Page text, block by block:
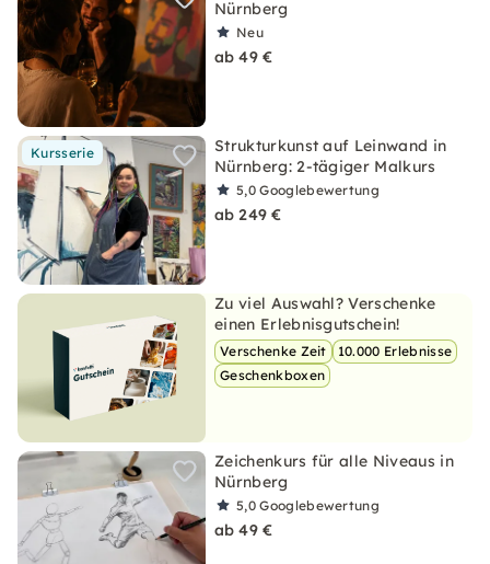
Nürnberg
Neu
ab 49 €
Kursserie
Strukturkunst auf Leinwand in
Nürnberg: 2-tägiger Malkurs
5,0Googlebewertung
ab 249 €
Zu viel Auswahl? Verschenke
einen Erlebnisgutschein!
Verschenke Zeit
10.000 Erlebnisse
Geschenkboxen
Zeichenkurs für alle Niveaus in
Nürnberg
5,0Googlebewertung
ab 49 €